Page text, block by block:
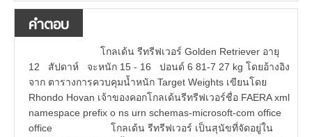
คำตอบ
โกลเด้น รีทรีฟเวอร์ Golden Retriever อายุ
12 สัปดาห์ จะหนัก 15 - 16 ปอนด์ 6 81-7 27 kg โดยอ้างอิง
จาก ตารางการควบคุมน้ำหนัก Target Weights เขียนโดย
Rhondo Hovan เจ้าของคอกโกลเด้นรีทรีฟเวอร์ชื่อ FAERA xml
namespace prefix o ns urn schemas-microsoft-com office
office โกลเด้น รีทรีฟเวอร์ เป็นสุนัขที่จัดอยู่ใน